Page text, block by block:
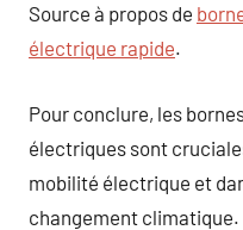
Source à propos de
électrique rapide.
Pour conclure, les
électriques sont
mobilité électrique et
changement